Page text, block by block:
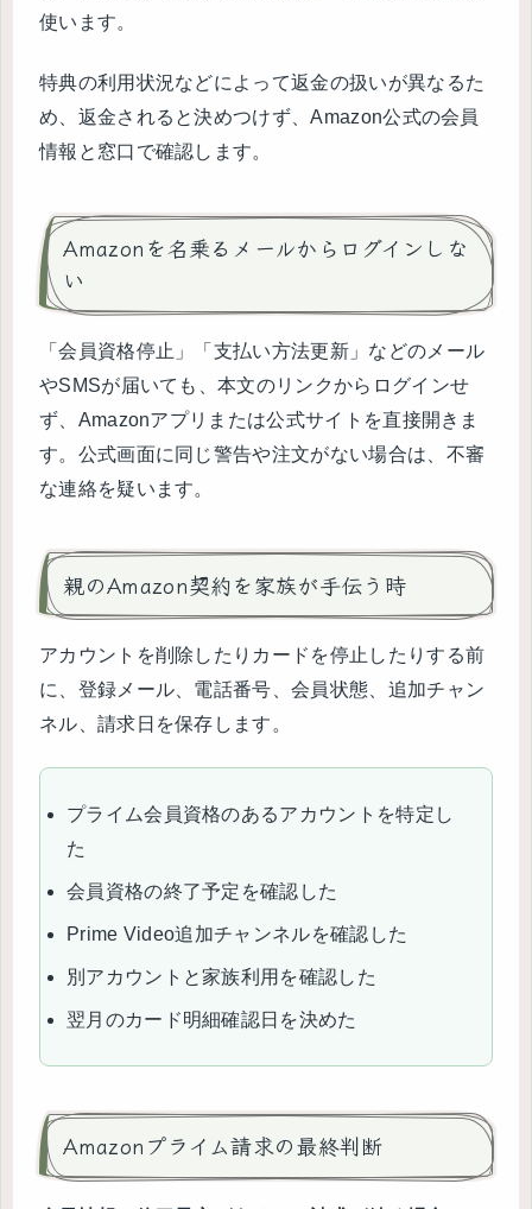
使います。
特典の利用状況などによって返金の扱いが異なるた
め、返金されると決めつけず、Amazon公式の会員
情報と窓口で確認します。
Amazonを名乗るメールからログインしな
い
「会員資格停止」「支払い方法更新」などのメール
やSMSが届いても、本文のリンクからログインせ
ず、Amazonアプリまたは公式サイトを直接開きま
す。公式画面に同じ警告や注文がない場合は、不審
な連絡を疑います。
親のAmazon契約を家族が手伝う時
アカウントを削除したりカードを停止したりする前
に、登録メール、電話番号、会員状態、追加チャン
ネル、請求日を保存します。
プライム会員資格のあるアカウントを特定し
た
会員資格の終了予定を確認した
Prime Video追加チャンネルを確認した
別アカウントと家族利用を確認した
翌月のカード明細確認日を決めた
Amazonプライム請求の最終判断